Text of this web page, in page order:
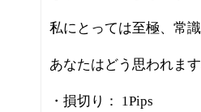
私にとっては至極、常
あなたはどう思われま
・損切り： 1Pips